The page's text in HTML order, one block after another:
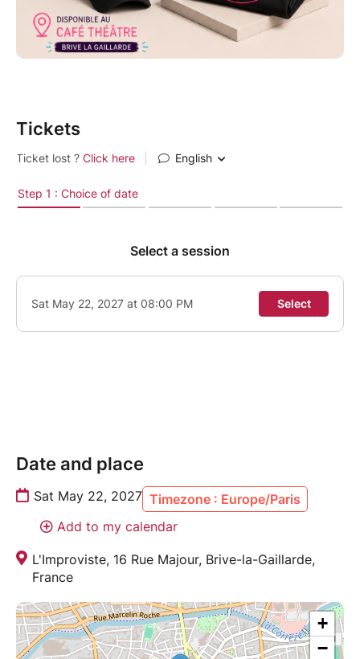
Tickets
Date and place
Sat May 22, 2027 Timezone : Europe/Paris
Add to my calendar
L'Improviste, 16 Rue Majour, Brive-la-Gaillarde,
France
+
−